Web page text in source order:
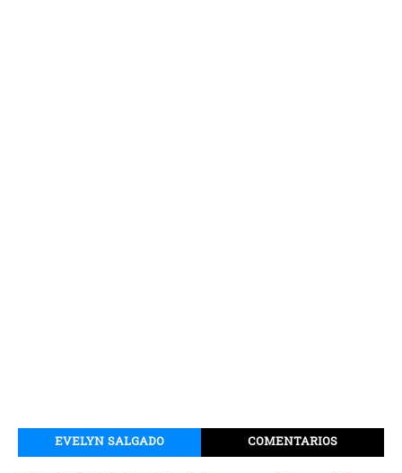
EVELYN SALGADO COMENTARIOS